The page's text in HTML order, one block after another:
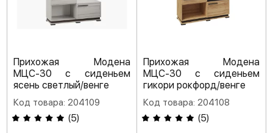
Прихожая Модена
МЦС-30 с сиденьем
ясень светлый/венге
Код товара: 204109
(5)
Прихожая Модена
МЦС-30 с сиденьем
гикори рокфорд/венге
Код товара: 204108
(5)